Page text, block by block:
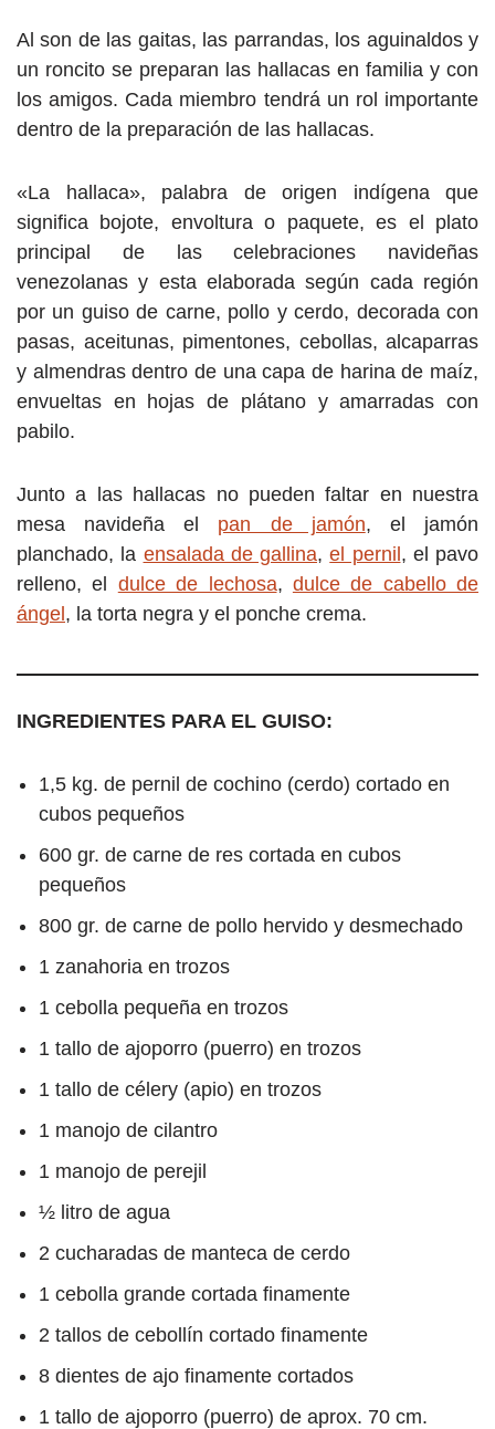
Al son de las gaitas, las parrandas, los aguinaldos y
un roncito se preparan las hallacas en familia y con
los amigos. Cada miembro tendrá un rol importante
dentro de la preparación de las hallacas.
«La hallaca», palabra de origen indígena que
significa bojote, envoltura o paquete, es el plato
principal de las celebraciones navideñas
venezolanas y esta elaborada según cada región
por un guiso de carne, pollo y cerdo, decorada con
pasas, aceitunas, pimentones, cebollas, alcaparras
y almendras dentro de una capa de harina de maíz,
envueltas en hojas de plátano y amarradas con
pabilo.
Junto a las hallacas no pueden faltar en nuestra
mesa navideña el pan de jamón, el jamón
planchado, la ensalada de gallina,el pernil, el pavo
relleno, el dulce de lechosa, dulce de cabello de
ángel, la torta negra y el ponche crema.
INGREDIENTES PARA EL GUISO:
1,5 kg. de pernil de cochino (cerdo) cortado en
cubos pequeños
600 gr. de carne de res cortada en cubos
pequeños
800 gr. de carne de pollo hervido y desmechado
1 zanahoria en trozos
1 cebolla pequeña en trozos
1 tallo de ajoporro (puerro) en trozos
1 tallo de célery (apio) en trozos
1 manojo de cilantro
1 manojo de perejil
½ litro de agua
2 cucharadas de manteca de cerdo
1 cebolla grande cortada finamente
2 tallos de cebollín cortado finamente
8 dientes de ajo finamente cortados
1 tallo de ajoporro (puerro) de aprox. 70 cm.